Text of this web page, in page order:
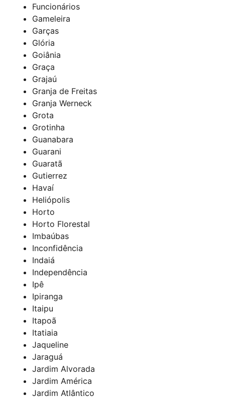
Funcionários
Gameleira
Garças
Glória
Goiânia
Graça
Grajaú
Granja de Freitas
Granja Werneck
Grota
Grotinha
Guanabara
Guarani
Guaratã
Gutierrez
Havaí
Heliópolis
Horto
Horto Florestal
Imbaúbas
Inconfidência
Indaiá
Independência
Ipê
Ipiranga
Itaipu
Itapoã
Itatiaia
Jaqueline
Jaraguá
Jardim Alvorada
Jardim América
Jardim Atlântico